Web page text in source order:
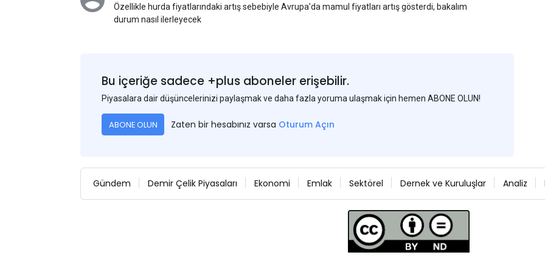
Özellikle hurda fiyatlarındaki artış sebebiyle Avrupa'da mamul fiyatları artış gösterdi, bakalım
durum nasıl ilerleyecek
Bu içeriğe sadece +plus aboneler erişebilir.
Piyasalara dair düşüncelerinizi paylaşmak ve daha fazla yoruma ulaşmak için hemen ABONE OLUN!
ABONE OLUN Zaten bir hesabınız varsa Oturum Açın
Gündem Demir Çelik Piyasaları Ekonomi Emlak Sektörel Dernek ve Kuruluşlar Analiz